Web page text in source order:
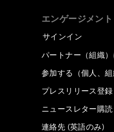
エンゲージメント
サインイン
パートナー（組織
参加する（個人、組
プレスリリース登録
ニュースレター購読
連絡先 (英語のみ)